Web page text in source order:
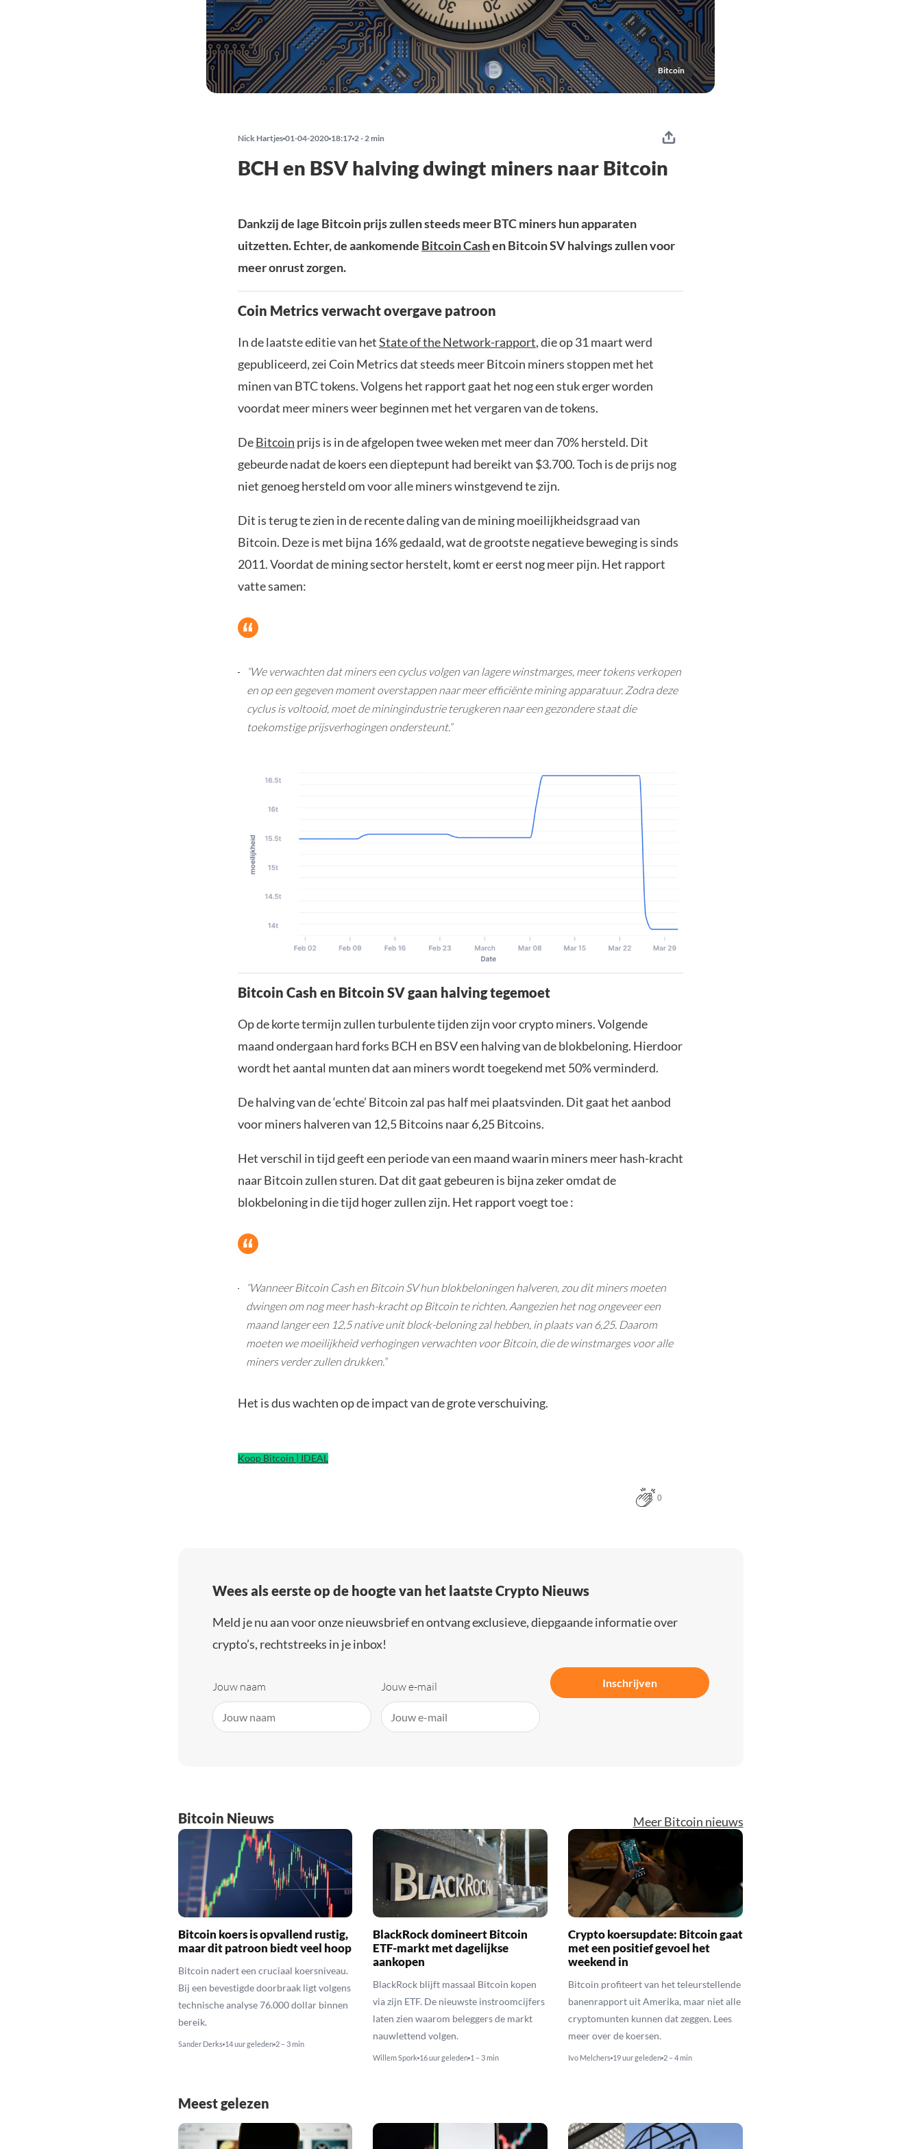
Bitcoin
Nick Hartjes 01-04-2020 18:17 2 - 2 min
BCH en BSV halving dwingt miners naar Bitcoin
Dankzij de lage Bitcoin prijs zullen steeds meer BTC miners hun apparaten
uitzetten. Echter, de aankomende Bitcoin Cashen Bitcoin SV halvings zullen voor
meer onrust zorgen.
Coin Metrics verwacht overgave patroon
In de laatste editie van hetState of the Network-rapport, die op 31 maart werd
gepubliceerd, zei Coin Metrics dat steeds meer Bitcoin miners stoppen met het
minen van BTC tokens. Volgens het rapport gaat het nog een stuk erger worden
voordat meer miners weer beginnen met het vergaren van de tokens.
DeBitcoin prijs is in de afgelopen twee weken met meer dan 70% hersteld. Dit
gebeurde nadat de koers een dieptepunt had bereikt van $3.700. Toch is de prijs nog
niet genoeg hersteld om voor alle miners winstgevend te zijn.
Dit is terug te zien in de recente daling van de mining moeilijkheidsgraad van
Bitcoin. Deze is met bijna 16% gedaald, wat de grootste negatieve beweging is sinds
2011. Voordat de mining sector herstelt, komt er eerst nog meer pijn. Het rapport
vatte samen:
“We verwachten dat miners een cyclus volgen van lagere winstmarges, meer tokens verkopen
en op een gegeven moment overstappen naar meer efficiënte mining apparatuur. Zodra deze
cyclus is voltooid, moet de miningindustrie terugkeren naar een gezondere staat die
toekomstige prijsverhogingen ondersteunt.”
Bitcoin Cash en Bitcoin SV gaan halving tegemoet
Op de korte termijn zullen turbulente tijden zijn voor crypto miners. Volgende
maand ondergaan hard forks BCH en BSV een halving van de blokbeloning. Hierdoor
wordt het aantal munten dat aan miners wordt toegekend met 50% verminderd.
De halving van de ‘echte’ Bitcoin zal pas half mei plaatsvinden. Dit gaat het aanbod
voor miners halveren van 12,5 Bitcoins naar 6,25 Bitcoins.
Het verschil in tijd geeft een periode van een maand waarin miners meer hash-kracht
naar Bitcoin zullen sturen. Dat dit gaat gebeuren is bijna zeker omdat de
blokbeloning in die tijd hoger zullen zijn. Het rapport voegt toe :
“Wanneer Bitcoin Cash en Bitcoin SV hun blokbeloningen halveren, zou dit miners moeten
dwingen om nog meer hash-kracht op Bitcoin te richten. Aangezien het nog ongeveer een
maand langer een 12,5 native unit block-beloning zal hebben, in plaats van 6,25. Daarom
moeten we moeilijkheid verhogingen verwachten voor Bitcoin, die de winstmarges voor alle
miners verder zullen drukken.”
Het is dus wachten op de impact van de grote verschuiving.
Koop Bitcoin | IDEAL
0
Wees als eerste op de hoogte van het laatste Crypto Nieuws
Meld je nu aan voor onze nieuwsbrief en ontvang exclusieve, diepgaande informatie over
crypto’s, rechtstreeks in je inbox!
Jouw naam Jouw e-mail Inschrijven
Bitcoin Nieuws Meer Bitcoin nieuws
Bitcoin koers is opvallend rustig,
maar dit patroon biedt veel hoop
Bitcoin nadert een cruciaal koersniveau.
Bij een bevestigde doorbraak ligt volgens
technische analyse 76.000 dollar binnen
bereik.
Sander Derks 14 uur geleden 2 – 3 min
BlackRock domineert Bitcoin
ETF-markt met dagelijkse
aankopen
BlackRock blijft massaal Bitcoin kopen
via zijn ETF. De nieuwste instroomcijfers
laten zien waarom beleggers de markt
nauwlettend volgen.
Willem Spork 16 uur geleden 1 – 3 min
Crypto koersupdate: Bitcoin gaat
met een positief gevoel het
weekend in
Bitcoin profiteert van het teleurstellende
banenrapport uit Amerika, maar niet alle
cryptomunten kunnen dat zeggen. Lees
meer over de koersen.
Ivo Melchers 19 uur geleden 2 – 4 min
Meest gelezen